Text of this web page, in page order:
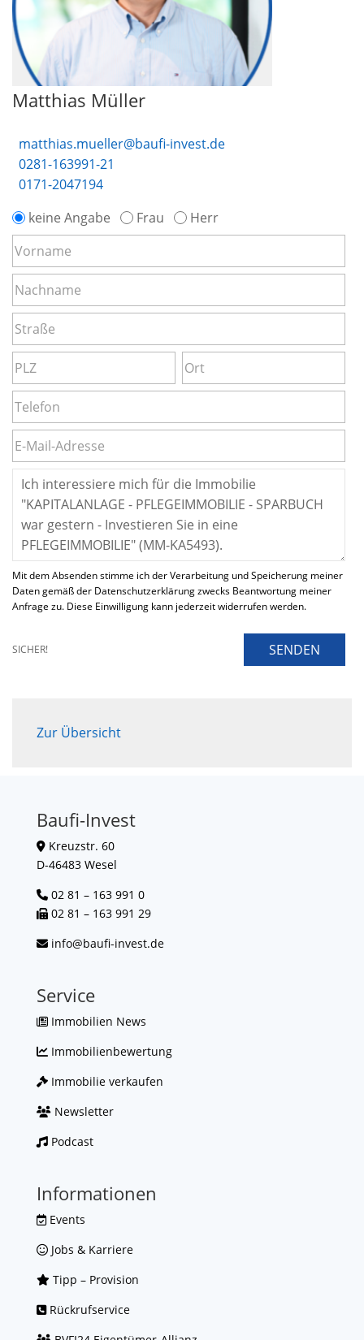
Matthias Müller
matthias.mueller@baufi-invest.de
0281-163991-21
0171-2047194
keine Angabe
Frau Herr
Mit dem Absenden stimme ich der Verarbeitung und Speicherung meiner
Daten gemäß der Datenschutzerklärung zwecks Beantwortung meiner
Anfrage zu. Diese Einwilligung kann jederzeit widerrufen werden.
SICHER! SENDEN
Zur Übersicht
Baufi-Invest
Kreuzstr. 60
D-46483 Wesel
02 81 – 163 991 0
02 81 – 163 991 29
info@baufi-invest.de
Service
Immobilien News
Immobilienbewertung
Immobilie verkaufen
Newsletter
Podcast
Informationen
Events
Jobs & Karriere
Tipp – Provision
Rückrufservice